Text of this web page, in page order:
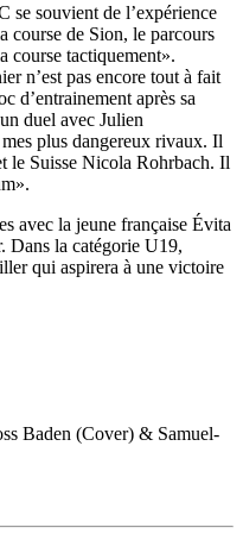
se souvient de l’expérience
course de Sion, le parcours
course tactiquement».
n’est pas encore tout à fait
d’entrainement après sa
duel avec Julien
plus dangereux rivaux. Il
le Suisse Nicola Rohrbach. Il
avec la jeune française Évita
Dans la catégorie U19,
qui aspirera à une victoire
Baden (Cover) & Samuel-